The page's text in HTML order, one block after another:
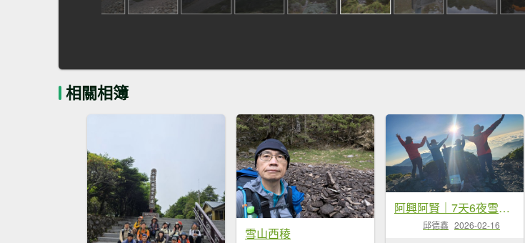
相關相簿
雪山西稜
阿興阿賢｜7天6夜雪山西稜逆走＋雪北縱走全紀錄
邱德鑫 2026-02-16